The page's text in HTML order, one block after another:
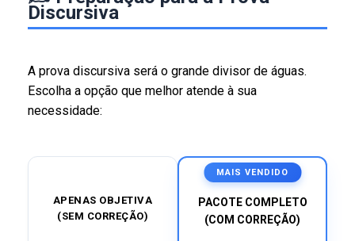
Discursiva
A prova discursiva será o grande divisor de águas.
Escolha a opção que melhor atende à sua
necessidade:
APENAS OBJETIVA
(SEM CORREÇÃO)
MAIS VENDIDO
PACOTE COMPLETO
(COM CORREÇÃO)